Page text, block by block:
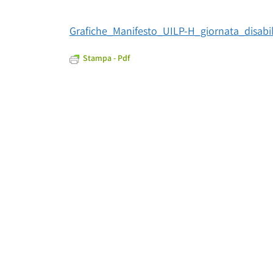
Grafiche_Manifesto_UILP-
Stampa - Pdf